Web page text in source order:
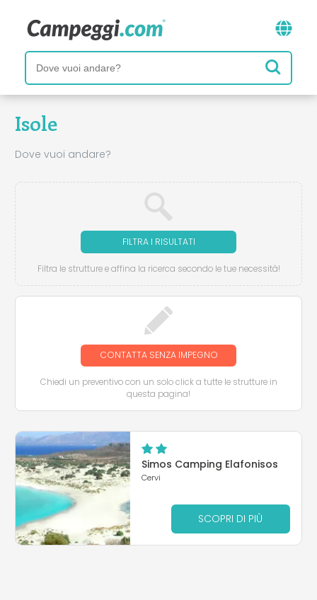
Isole
Dove vuoi andare?
FILTRA I RISULTATI
Filtra le strutture e affina la ricerca secondo le tue necessità!
CONTATTA SENZA IMPEGNO
Chiedi un preventivo con un solo click a tutte le strutture in
questa pagina!
Simos Camping Elafonisos
Cervi
SCOPRI DI PIÙ